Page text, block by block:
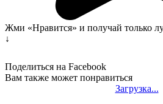
Жми «Нравится» и получай только
↓
Поделиться на Facebook
Вам также может понравиться
Загрузка...